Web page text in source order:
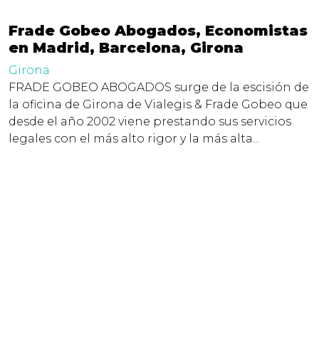
Frade Gobeo Abogados, Economistas
en Madrid, Barcelona, Girona
Girona
FRADE GOBEO ABOGADOS surge de la escisión de
la oficina de Girona de Vialegis & Frade Gobeo que
desde el año 2002 viene prestando sus servicios
legales con el más alto rigor y la más alta...